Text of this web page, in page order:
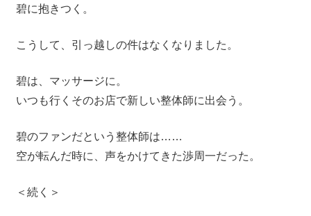
碧に抱きつく。
こうして、引っ越しの件はなくなりました。
碧は、マッサージに。
いつも行くそのお店で新しい整体師に出会う。
碧のファンだという整体師は……
空が転んだ時に、声をかけてきた渉周一だった。
＜続く＞